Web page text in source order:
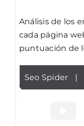
Análisis de los
cada página
puntuación de
Seo Spider |